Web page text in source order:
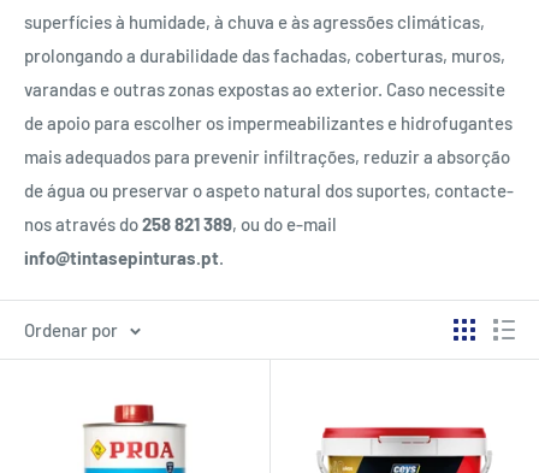
superfícies à humidade, à chuva e às agressões climáticas,
prolongando a durabilidade das fachadas, coberturas, muros,
varandas e outras zonas expostas ao exterior. Caso necessite
de apoio para escolher os impermeabilizantes e hidrofugantes
mais adequados para prevenir infiltrações, reduzir a absorção
de água ou preservar o aspeto natural dos suportes, contacte-
nos através do258 821 389, ou do e-mail
info@tintasepinturas.pt.
Ordenar por